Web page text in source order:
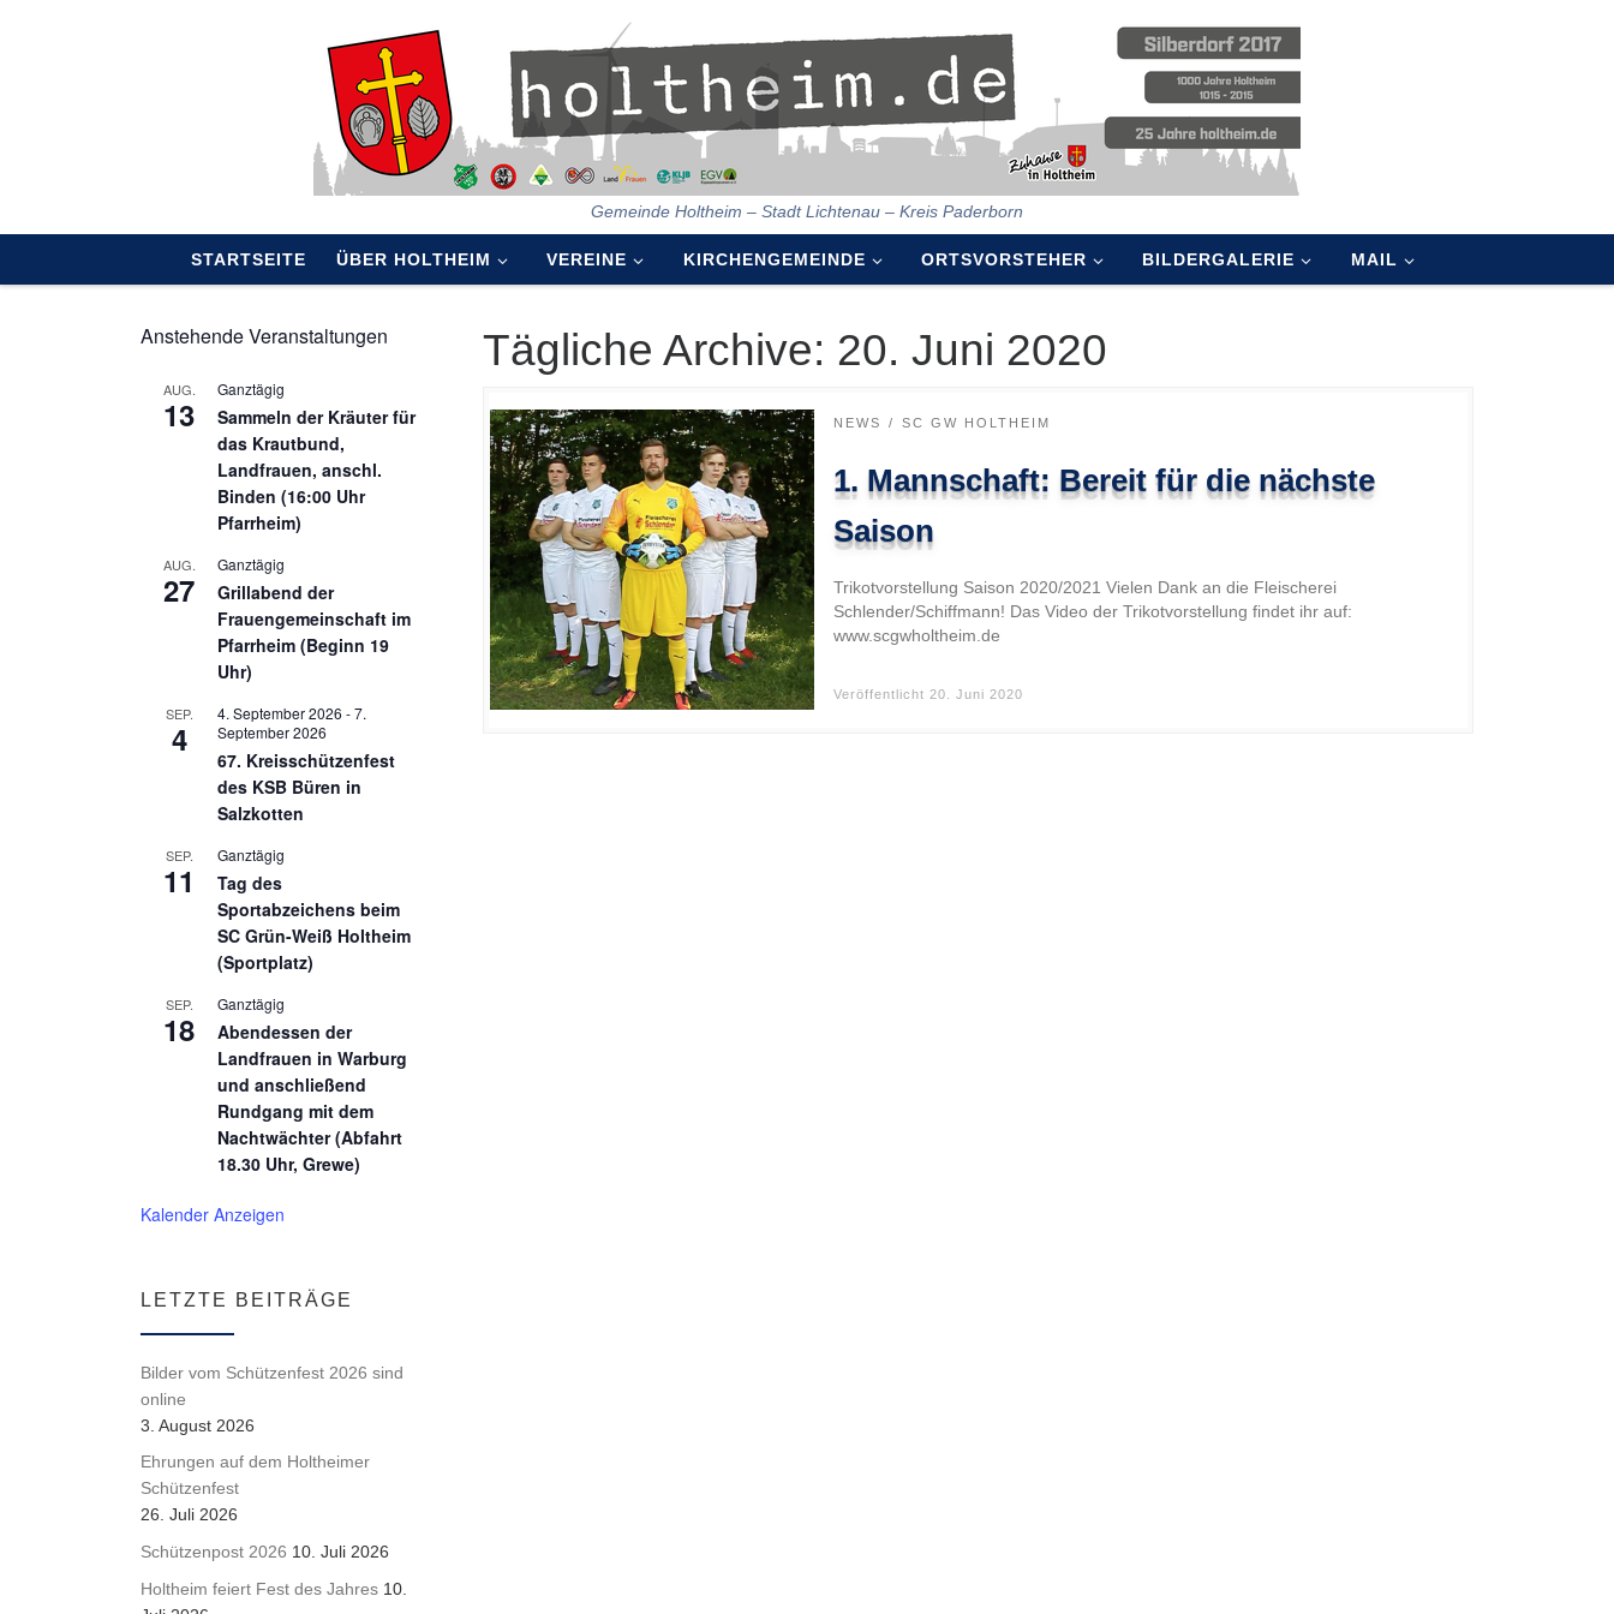
Gemeinde Holtheim – Stadt Lichtenau – Kreis Paderborn
STARTSEITE ÜBER HOLTHEIM VEREINE KIRCHENGEMEINDE ORTSVORSTEHER BILDERGALERIE MAIL
Tägliche Archive: 20. Juni 2020
NEWS SC GW HOLTHEIM
1. Mannschaft: Bereit für die nächste
Saison
Trikotvorstellung Saison 2020/2021 Vielen Dank an die Fleischerei
Schlender/Schiffmann! Das Video der Trikotvorstellung findet ihr auf:
www.scgwholtheim.de
Veröffentlicht 20. Juni 2020
Anstehende Veranstaltungen
AUG.
13
Ganztägig
Sammeln der Kräuter für
das Krautbund,
Landfrauen, anschl.
Binden (16:00 Uhr
Pfarrheim)
AUG.
27
Ganztägig
Grillabend der
Frauengemeinschaft im
Pfarrheim (Beginn 19
Uhr)
SEP.
4
4. September 2026 -7.
September 2026
67. Kreisschützenfest
des KSB Büren in
Salzkotten
SEP.
11
Ganztägig
Tag des
Sportabzeichens beim
SC Grün-Weiß Holtheim
(Sportplatz)
SEP.
18
Ganztägig
Abendessen der
Landfrauen in Warburg
und anschließend
Rundgang mit dem
Nachtwächter (Abfahrt
18.30 Uhr, Grewe)
Kalender Anzeigen
LETZTE BEITRÄGE
Bilder vom Schützenfest 2026 sind
online
3. August 2026
Ehrungen auf dem Holtheimer
Schützenfest
26. Juli 2026
Schützenpost 2026 10. Juli 2026
Holtheim feiert Fest des Jahres 10.